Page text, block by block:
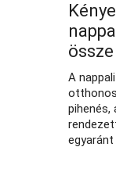
A
egyaránt